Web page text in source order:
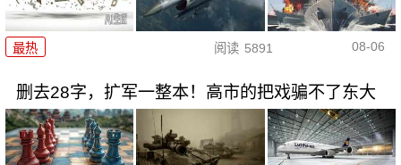
最热 阅读 5891 08-06
删去28字，扩军一整本！高市的把戏骗不了东大